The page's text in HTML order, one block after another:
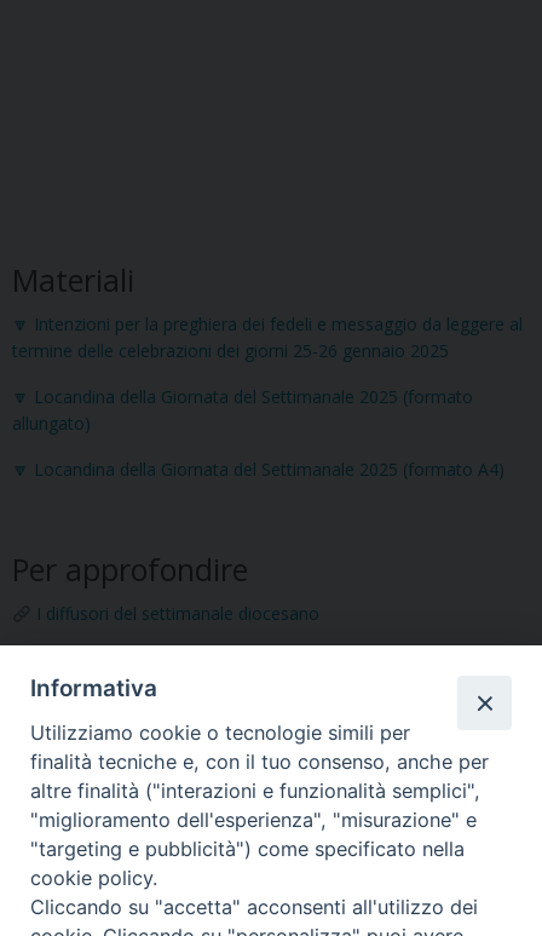
Materiali
🔽 Intenzioni per la preghiera dei fedeli e messaggio da leggere al
termine delle celebrazioni dei giorni 25-26 gennaio 2025
🔽 Locandina della Giornata del Settimanale 2025 (formato
allungato)
🔽 Locandina della Giornata del Settimanale 2025 (formato A4)
Per approfondire
I diffusori del settimanale diocesano
Sito web di «Radio Spazio»
🔗 Giubileo, a Gemona un ritiro spirituale per operatori della
comunicazione e giornalisti
Informativa
Utilizziamo cookie o tecnologie simili per
finalità tecniche e, con il tuo consenso, anche per
altre finalità ("interazioni e funzionalità semplici",
"miglioramento dell'esperienza", "misurazione" e
"targeting e pubblicità") come specificato nella
cookie policy.
Cliccando su "accetta" acconsenti all'utilizzo dei